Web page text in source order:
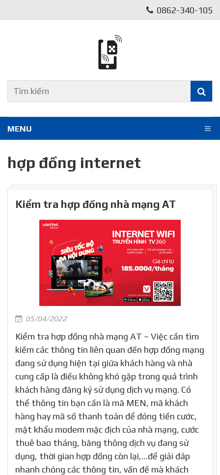
0862-340-105
MENU
hợp đồng internet
Kiểm tra hợp đồng nhà mạng AT
05/04/2022
Kiểm tra hợp đồng nhà mạng AT – Việc cần tìm
kiếm các thông tin liên quan đến hợp đồng mạng
đang sử dụng hiện tại giữa khách hàng và nhà
cung cấp là điều không khó gặp trong quá trình
khách hàng đăng ký sử dụng dịch vụ mạng. Có
thể thông tin bạn cần là mã MEN, mã khách
hàng hay mã số thanh toán để đóng tiền cước,
mật khẩu modem mặc địch của nhà mạng, cước
thuê bao tháng, băng thông dịch vụ đang sử
dụng, thời gian hợp đồng còn lại,…để giải đáp
nhanh chóng các thông tin, vấn đề mà khách